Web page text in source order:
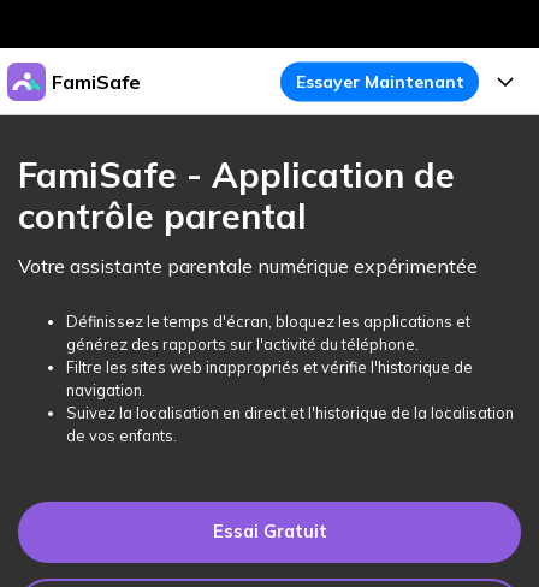
Produits phares
Utilité
Aperçu
Solutions
Actualités
Boutique
Support
FamiSafe Essayer Maintenant
FamiSafe
Protégez la Vie Numérique de Vos Enfants
Essai Gratuit
FamiSafe pour Écoles
Essai Gratuit
Fonctionnalités
Activité de l'Appareil
Service de Localisation
Blog
Traceur de Localisation
Temps d'Écran
Blocage d'Apps
Lire Plus>
Ressources
Thèmes Phares
Guide FamiSafe
Tarifs
FamiSafe - Application de
contrôle parental
Votre assistante parentale numérique expérimentée
Définissez le temps d'écran, bloquez les applications et
générez des rapports sur l'activité du téléphone.
Filtre les sites web inappropriés et vérifie l'historique de
navigation.
Suivez la localisation en direct et l'historique de la localisation
de vos enfants.
Essai Gratuit